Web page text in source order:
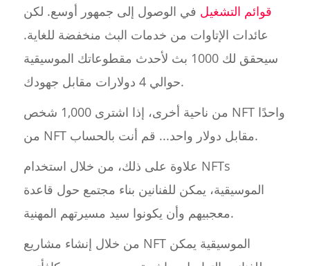
قوائم التشغيل في الوصول إلى جمهور أوسع. لكن
عائدات الإتاوات من خدمات البث منخفضة للغاية.
سيحقق لك 1000 بث لأحدث مقطوعاتك الموسيقية
حوالي 4 دولارات مقابل جهودك.
من ناحية أخرى، إذا اشترى 1,000 شخص NFT واحدًا
من NFT مقابل دولار واحد... قم أنت بالحساب.
علاوة على ذلك، من خلال استخدام NFTs
الموسيقية، يمكن للفنانين بناء مجتمع حول قاعدة
معجبيهم وأن يكونوا سيد مسيرتهم المهنية.
من خلال إنشاء مشاريع NFT الموسيقية يمكن